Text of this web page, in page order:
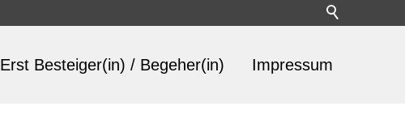
Erst Besteiger(in) / Begeher(in) Impressum